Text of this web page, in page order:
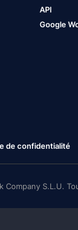
API
Google
de confidentialité
S.L.U.